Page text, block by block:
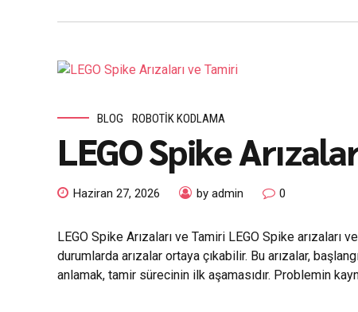
BLOG ROBOTIK KODLAMA
LEGO Spike
Haziran 27, 2026 by admin 0
LEGO Spike Arızaları ve Tamiri LEGO Spike
durumlarda arızalar ortaya çıkabilir. Bu arızalar,
anlamak, tamir sürecinin ilk aşamasıdır. Problemin